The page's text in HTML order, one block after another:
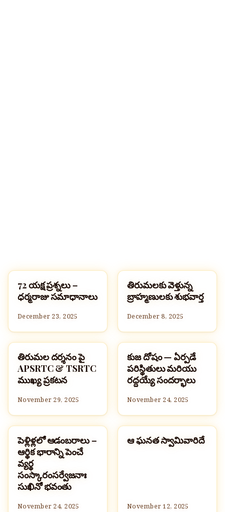
సమాచారం మరియు సేకరణ
72 యక్ష ప్రశ్నలు –
ధర్మరాజు సమాధానాలు
December 23, 2025
సమాచారం మరియు సేకరణ
తిరుమలకు వెళ్తున్న
బ్రాహ్మణులకు శుభవార్త
December 8, 2025
సమాచారం మరియు సేకరణ
తిరుమల దర్శనం పై
APSRTC & TSRTC
ముఖ్య ప్రకటన
November 29, 2025
సమాచారం మరియు సేకరణ
కుజ దోషం — ఏర్పడే
పరిస్థితులు మరియు
రద్దయ్యే సందర్భాలు
November 24, 2025
సమాచారం మరియు సేకరణ
పెళ్లిళ్లలో ఆడంబరాలు –
ఆర్థిక భారాన్ని పెంచే
వ్యర్థ
సంస్కారంసర్వేజనాః
సుఖినో భవంతు
November 24, 2025
సమాచారం మరియు సేకరణ
ఆ ఘనత స్వామివారిదే
November 12, 2025